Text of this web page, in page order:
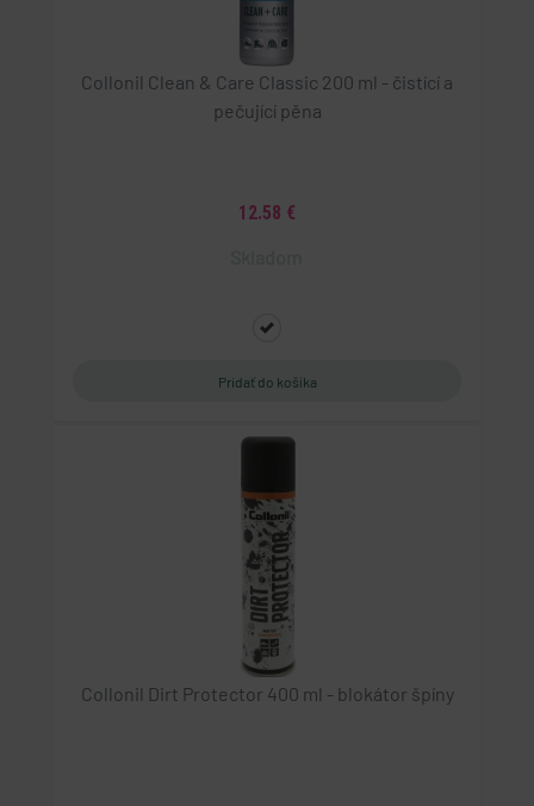
Collonil Clean & Care Classic 200 ml - čistící a
pečující pěna
12.58 €
Collonil Dirt Protector 400 ml - blokátor špíny